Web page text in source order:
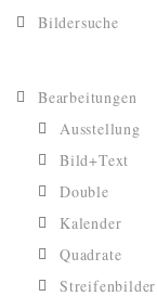
Bildersuche
Bearbeitungen
Ausstellung
Bild+Text
Double
Kalender
Quadrate
Streifenbilder